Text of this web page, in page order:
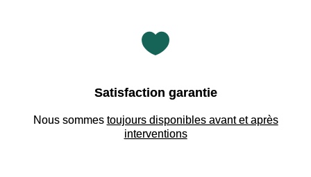

Satisfaction garantie
Nous sommes toujours disponibles avant et après
interventions